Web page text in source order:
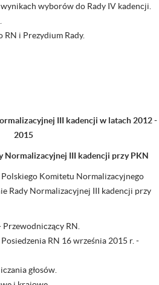
wyborów do Rady IV kadencji.
i Prezydium Rady.
III kadencji w latach 2012 -
2015
Normalizacyjnej III kadencji przy PKN
Komitetu Normalizacyjnego
Rady Normalizacyjnej III kadencji przy
RN.
RN 16 września 2015 r. -
głosów.